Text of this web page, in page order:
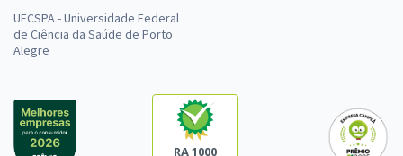
UFCSPA - Universidade Federal
de Ciência da Saúde de Porto
Alegre
RA 1000